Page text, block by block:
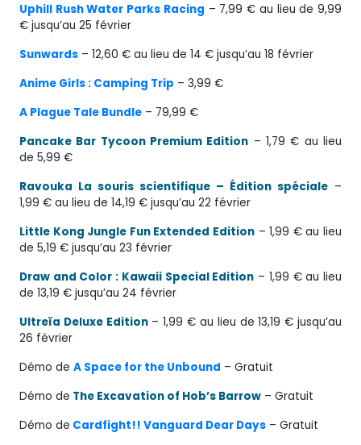
Uphill Rush Water Parks Racing – 7,99 € au lieu de 9,99
€ jusqu’au 25 février
Sunwards – 12,60 € au lieu de 14 € jusqu’au 18 février
Anime Girls : Camping Trip – 3,99 €
A Plague Tale Bundle – 79,99 €
Pancake Bar Tycoon Premium Edition – 1,79 € au lieu
de 5,99 €
Ravouka La souris scientifique – Édition spéciale –
1,99 € au lieu de 14,19 € jusqu’au 22 février
Little Kong Jungle Fun Extended Edition – 1,99 € au lieu
de 5,19 € jusqu’au 23 février
Draw and Color : Kawaii Special Edition – 1,99 € au lieu
de 13,19 € jusqu’au 24 février
Ultreïa Deluxe Edition– 1,99 € au lieu de 13,19 € jusqu’au
26 février
Démo de A Space for the Unbound – Gratuit
Démo de The Excavation of Hob’s Barrow – Gratuit
Démo de Cardfight!! Vanguard Dear Days – Gratuit